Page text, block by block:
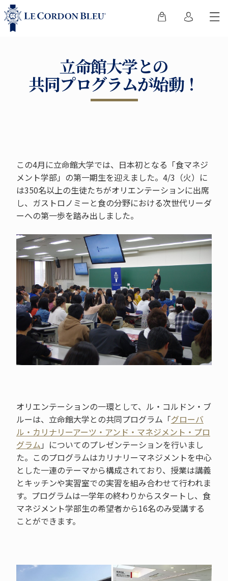
立命館大学との
共同プログラムが始動！
この4月に立命館大学では、日本初となる「食マネジ
メント学部」の第一期生を迎えました。4/3（火）に
は350名以上の生徒たちがオリエンテーションに出席
し、ガストロノミーと食の分野における次世代リーダ
ーへの第一歩を踏み出しました。
オリエンテーションの一環として、ル・コルドン・ブ
ルーは、立命館大学との共同プログラム「グローバ
ル・カリナリーアーツ・アンド・マネジメント・プロ
グラム 」についてのプレゼンテーションを行いまし
た。このプログラムはカリナリーマネジメントを中心
とした一連のテーマから構成されており、授業は講義
とキッチンや実習室での実習を組み合わせて行われま
す。プログラムは一学年の終わりからスタートし、食
マネジメント学部生の希望者から16名のみ受講する
ことができます。